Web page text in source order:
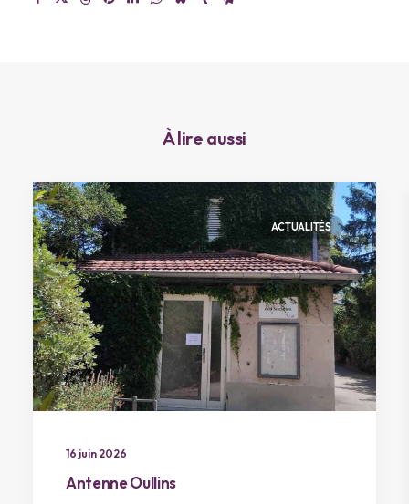
À lire aussi
ACTUALITÉS
16 juin 2026
Antenne Oullins